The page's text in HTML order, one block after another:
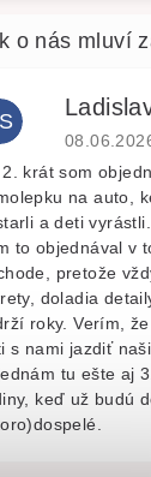
2. krát som
na auto,
a deti
to objednával v
pretože
doladia
roky. Verím,
s nami jazdiť
tu ešte aj
keď už budú